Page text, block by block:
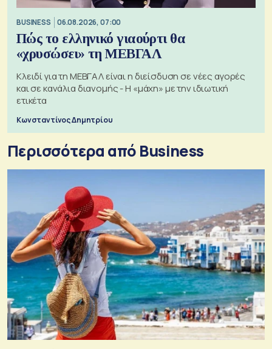
BUSINESS 06.08.2026, 07:00
Πώς το ελληνικό γιαούρτι θα
«χρυσώσει» τη ΜΕΒΓΑΛ
Κλειδί για τη ΜΕΒΓΑΛ είναι η διείσδυση σε νέες αγορές
και σε κανάλια διανομής - Η «μάχη» με την ιδιωτική
ετικέτα
Κωνσταντίνος Δημητρίου
Περισσότερα από Business